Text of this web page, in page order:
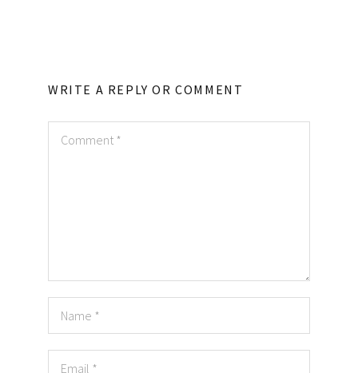
WRITE A REPLY OR COMMENT